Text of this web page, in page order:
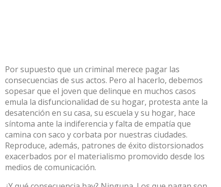
Por supuesto que un criminal merece pagar las
consecuencias de sus actos. Pero al hacerlo, debemos
sopesar que el joven que delinque en muchos casos
emula la disfuncionalidad de su hogar, protesta ante la
desatención en su casa, su escuela y su hogar, hace
síntoma ante la indiferencia y falta de empatía que
camina con saco y corbata por nuestras ciudades.
Reproduce, además, patrones de éxito distorsionados
exacerbados por el materialismo promovido desde los
medios de comunicación.